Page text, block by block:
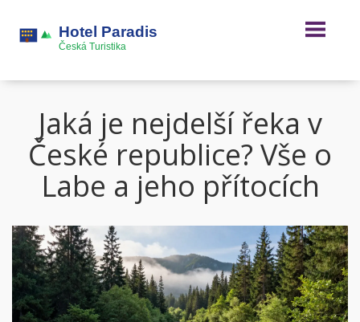
Jaká je nejdelší řeka v
České republice? Vše o
Labe a jeho přítocích